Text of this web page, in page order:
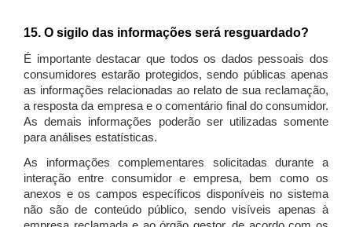
15. O sigilo das informações será resguardado?
É importante destacar que todos os dados pessoais dos
consumidores estarão protegidos, sendo públicas apenas
as informações relacionadas ao relato de sua reclamação,
a resposta da empresa e o comentário final do consumidor.
As demais informações poderão ser utilizadas somente
para análises estatísticas.
As informações complementares solicitadas durante a
interação entre consumidor e empresa, bem como os
anexos e os campos específicos disponíveis no sistema
não são de conteúdo público, sendo visíveis apenas à